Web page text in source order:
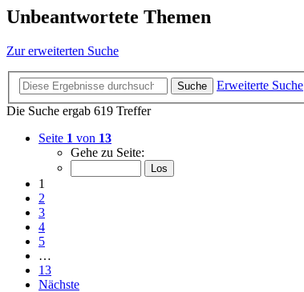
Unbeantwortete Themen
Zur erweiterten Suche
Suche
Erweiterte Suche
Die Suche ergab 619 Treffer
Seite 1 von 13
Gehe zu Seite:
1
2
3
4
5
…
13
Nächste